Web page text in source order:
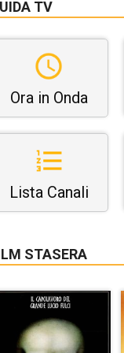
TV
Ora in Onda
Lista Canali
STASERA